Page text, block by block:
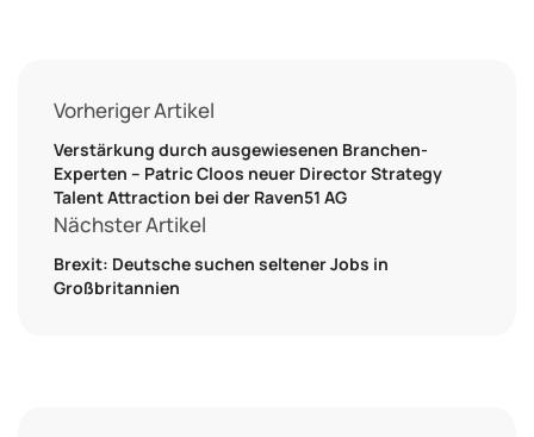
Vorheriger Artikel
Verstärkung durch ausgewiesenen Branchen-
Experten – Patric Cloos neuer Director Strategy
Talent Attraction bei der Raven51 AG
Nächster Artikel
Brexit: Deutsche suchen seltener Jobs in
Großbritannien